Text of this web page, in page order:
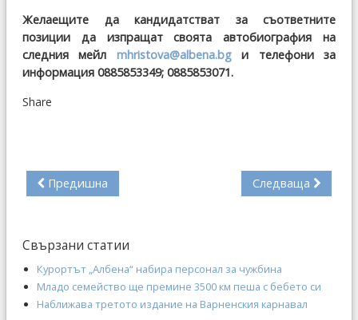
Желаещите да кандидатстват за съответните
позиции да изпращат своята автобиография на
следния мейл mhristova@albena.bgи телефони за
информация 0885853349; 0885853071.
Share
Предишна Следваща
Свързани статии
Курортът „Албена“ набира персонал за чужбина
Младо семейство ще премине 3500 км пеша с бебето си
Наближава третото издание на Варненския карнавал